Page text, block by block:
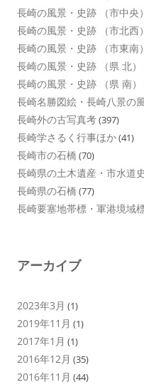
長崎の風景・史跡 （市中央）
長崎の風景・史跡 （市北西）
長崎の風景・史跡 （市東南）
長崎の風景・史跡 （県 北）
長崎の風景・史跡 （県 南）
長崎名勝図絵・長崎八景の
長崎外の古写真考(397)
長崎学さるく行事ほか(41)
長崎市の石橋 (70)
長崎県の土木遺産・市水道
長崎県の石橋 (77)
長崎要塞地帯標・軍港境域
アーカイブ
2023年3月 (1)
2019年11月 (1)
2017年1月 (1)
2016年12月 (35)
2016年11月 (44)